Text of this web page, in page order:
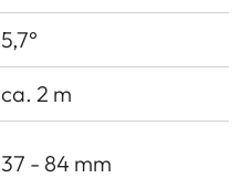
5,7°
ca. 2 m
37 - 84 mm